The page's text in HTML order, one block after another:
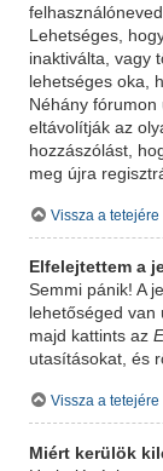
Lehetséges,
inaktiválta, vagy
lehetséges oka,
Néhány fórumon
eltávolítják az
hozzászólást,
meg újra
Vissza a tetejére
Elfelejtettem a
Semmi pánik! A
lehetőséged
majd kattints az
utasításokat, és
Vissza a tetejére
Miért kerülök